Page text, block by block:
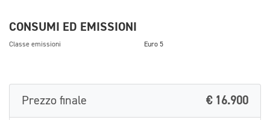
CONSUMI ED EMISSIONI
Classe emissioni Euro 5
Prezzo finale € 16.900